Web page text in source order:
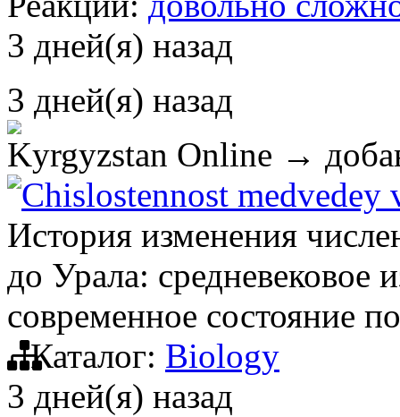
3 дней(я) назад
3 дней(я) назад
Kyrgyzstan Online →
Chislostennost
История изменения
до Урала: средневековое
современное состояние
Каталог: Biology
3 дней(я) назад